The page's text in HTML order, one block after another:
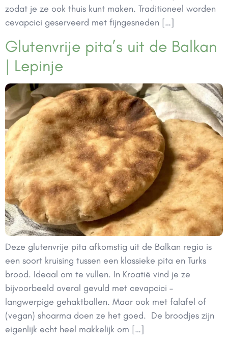
zodat je ze ook thuis kunt maken. Traditioneel worden
cevapcici geserveerd met fijngesneden […]
Glutenvrije pita’s uit de Balkan
| Lepinje
Deze glutenvrije pita afkomstig uit de Balkan regio is
een soort kruising tussen een klassieke pita en Turks
brood. Ideaal om te vullen. In Kroatië vind je ze
bijvoorbeeld overal gevuld met cevapcici –
langwerpige gehaktballen. Maar ook met falafel of
(vegan) shoarma doen ze het goed. De broodjes zijn
eigenlijk echt heel makkelijk om […]